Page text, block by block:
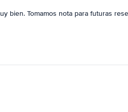
bien. Tomamos nota para futuras